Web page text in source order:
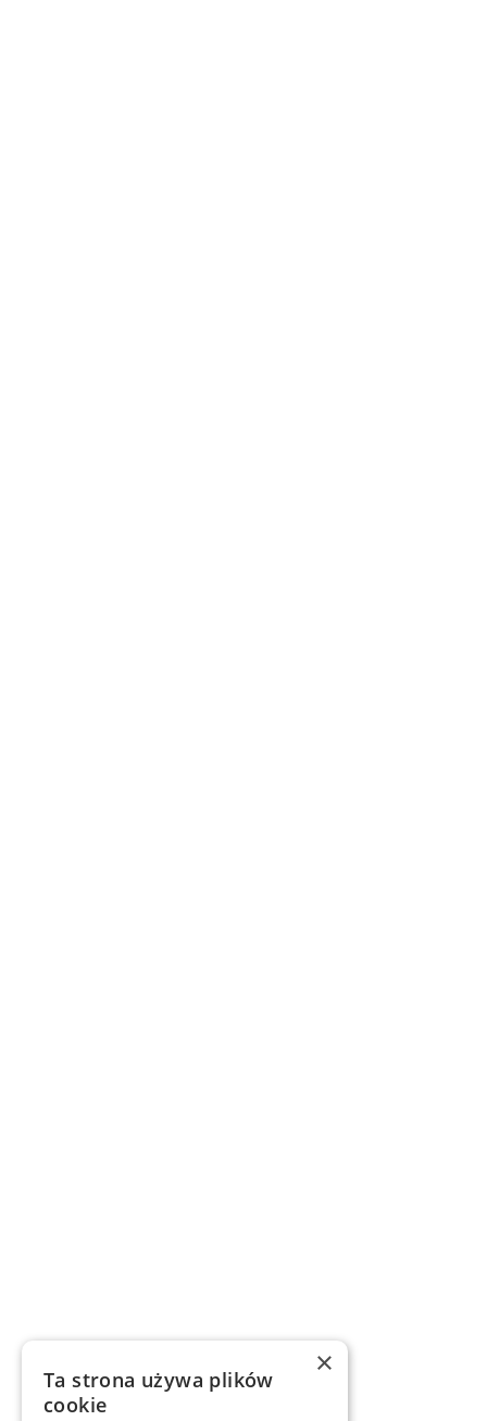
×
Ta strona używa plików
cookie